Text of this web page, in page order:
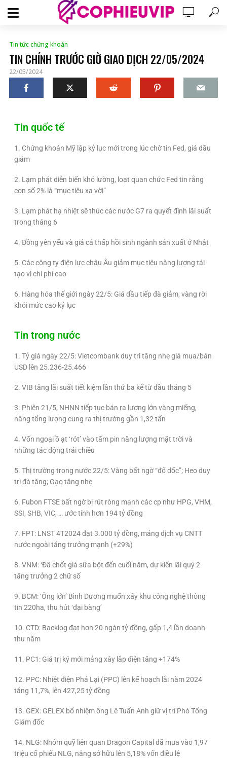
Tin tức chứng khoán
TIN CHÍNH TRƯỚC GIỜ GIAO DỊCH 22/05/2024
22/05/2024
Tin quốc tế
1. Chứng khoán Mỹ lập kỷ lục mới trong lúc chờ tin Fed, giá dầu
giảm
2. Lạm phát diễn biến khó lường, loạt quan chức Fed tin rằng
con số 2% là “mục tiêu xa vời”
3. Lạm phát hạ nhiệt sẽ thúc các nước G7 ra quyết định lãi suất
trong tháng 6
4. Đồng yên yếu và giá cả thấp hồi sinh ngành sản xuất ở Nhật
5. Các công ty điện lực châu Âu giảm mục tiêu năng lượng tái
tạo vì chi phí cao
6. Hàng hóa thế giới ngày 22/5: Giá dầu tiếp đà giảm, vàng rời
khỏi mức cao kỷ lục
Tin trong nước
1. Tỷ giá ngày 22/5: Vietcombank duy trì tăng nhẹ giá mua/bán
USD lên 25.236-25.466
2. VIB tăng lãi suất tiết kiệm lần thứ ba kể từ đầu tháng 5
3. Phiên 21/5, NHNN tiếp tục bán ra lượng lớn vàng miếng,
nâng tổng lượng cung ra thị trường gần 1,32 tấn
4. Vốn ngoại ồ ạt ‘rót’ vào tấm pin năng lượng mặt trời và
những tác động trái chiều
5. Thị trường trong nước 22/5: Vàng bất ngờ “đổ dốc”; Heo duy
trì đà tăng; Gạo tăng nhẹ
6. Fubon FTSE bất ngờ bị rút ròng mạnh các cp như HPG, VHM,
SSI, SHB, VIC, … ước tính hơn 194 tỷ đồng
7. FPT: LNST 4T2024 đạt 3.000 tỷ đồng, mảng dịch vụ CNTT
nước ngoài tăng trưởng mạnh (+29%)
8. VNM: ‘Đã chốt giá sữa bột đến cuối năm, dự kiến lãi quý 2
tăng trưởng 2 chữ số
9. BCM: ‘Ông lớn’ Bình Dương muốn xây khu công nghệ thông
tin 220ha, thu hút ‘đại bàng’
10. CTD: Backlog đạt hơn 20 ngàn tỷ đồng, gấp 1,4 lần doanh
thu năm
11. PC1: Giá trị ký mới mảng xây lắp điện tăng +174%
12. PPC: Nhiệt điện Phả Lại (PPC) lên kế hoạch lãi năm 2024
tăng 11,7%, lên 427,25 tỷ đồng
13. GEX: GELEX bổ nhiệm ông Lê Tuấn Anh giữ vị trí Phó Tổng
Giám đốc
14. NLG: Nhóm quỹ liên quan Dragon Capital đã mua vào 1,97
triệu cổ phiếu NLG, nâng sở hữu lên 5,18% vốn điều lệ